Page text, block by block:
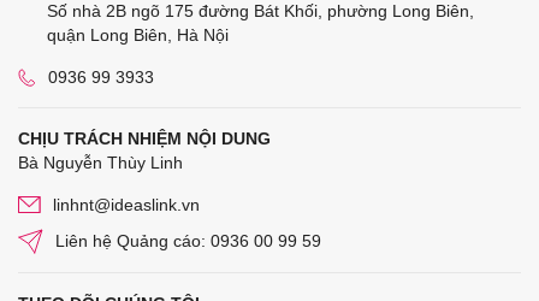
Số nhà 2B ngõ 175 đường Bát Khối, phường Long Biên,
quận Long Biên, Hà Nội
0936 99 3933
CHỊU TRÁCH NHIỆM NỘI DUNG
Bà Nguyễn Thùy Linh
linhnt@ideaslink.vn
Liên hệ Quảng cáo: 0936 00 99 59